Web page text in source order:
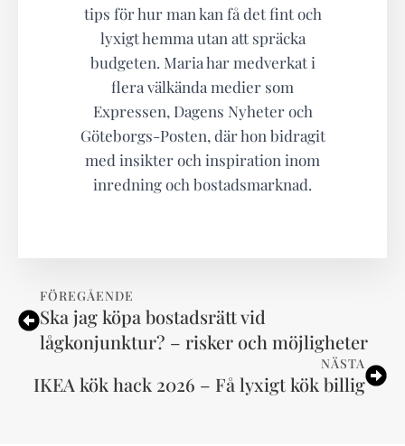
tips för hur man kan få det fint och
lyxigt hemma utan att spräcka
budgeten. Maria har medverkat i
flera välkända medier som
Expressen, Dagens Nyheter och
Göteborgs-Posten, där hon bidragit
med insikter och inspiration inom
inredning och bostadsmarknad.
FÖREGÅENDE
Ska jag köpa bostadsrätt vid
lågkonjunktur? – risker och möjligheter
NÄSTA
IKEA kök hack 2026 – Få lyxigt kök billig